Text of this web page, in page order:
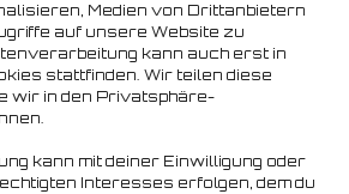
Medien von Drittanbietern
auf unsere Website zu
kann auch erst in
stattfinden. Wir teilen diese
wir in den Privatsphäre-
kann mit deiner Einwilligung oder
Interesses erfolgen, dem du
Nordbären Hamburg e.V.